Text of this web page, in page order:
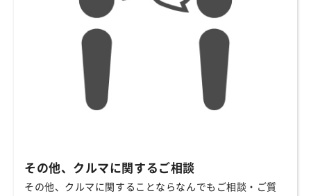
その他、クルマに関するご相談
その他、クルマに関することならなんでもご相談・ご質